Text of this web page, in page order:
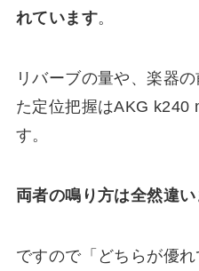
れています。
リバーブの量や、楽器
た定位把握はAKG k240
す。
両者の鳴り方は全然違
ですので「どちらが優れ